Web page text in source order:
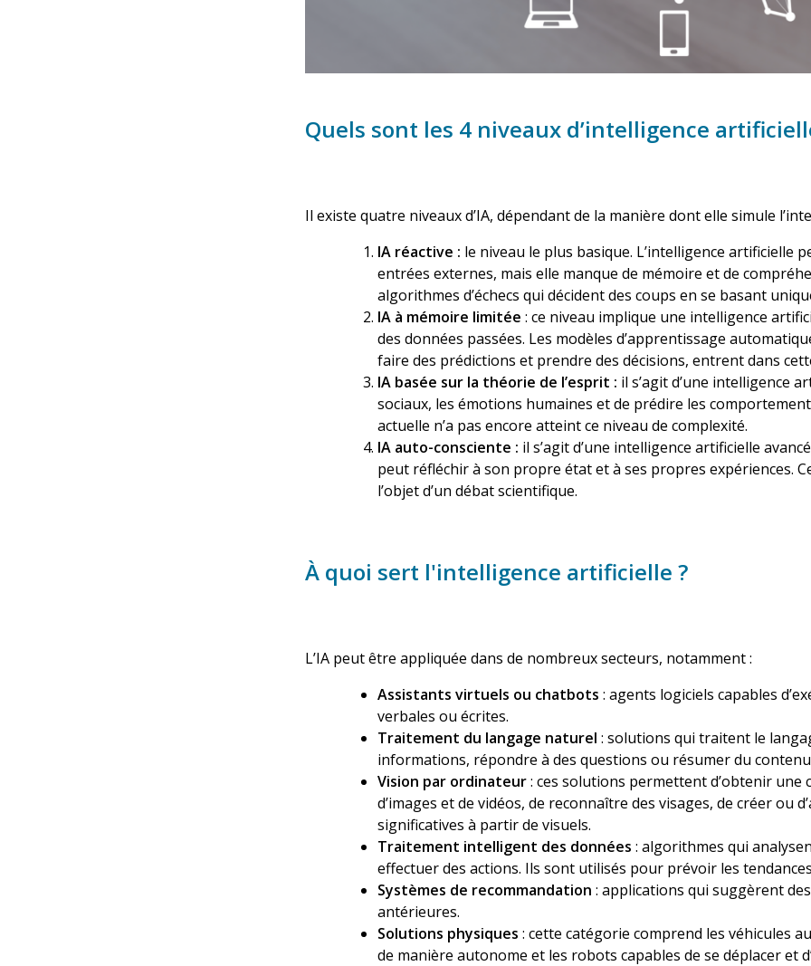
Quels sont les 4 niveaux d’intelligence
Il existe quatre niveaux d’IA, dépendant de la manière dont elle simule
IA réactive : le niveau le plus basique. L’intelligence artificielle
entrées externes, mais elle manque de mémoire et de
algorithmes d’échecs qui décident des coups en se basant
IA à mémoire limitée : ce niveau implique une intelligence
des données passées. Les modèles d’apprentissage
faire des prédictions et prendre des décisions, entrent dans
IA basée sur la théorie de l’esprit : il s’agit d’une intelligence
sociaux, les émotions humaines et de prédire les
actuelle n’a pas encore atteint ce niveau de complexité.
IA auto-consciente : il s’agit d’une intelligence artificielle
peut réfléchir à son propre état et à ses propres expériences.
l’objet d’un débat scientifique.
À quoi sert l'intelligence artificielle ?
L’IA peut être appliquée dans de nombreux secteurs, notamment :
Assistants virtuels ou chatbots : agents logiciels capables
verbales ou écrites.
Traitement du langage naturel: solutions qui traitent le
informations, répondre à des questions ou résumer du
Vision par ordinateur: ces solutions permettent d’obtenir
d’images et de vidéos, de reconnaître des visages, de créer ou
significatives à partir de visuels.
Traitement intelligent des données : algorithmes qui
effectuer des actions. Ils sont utilisés pour prévoir les
Systèmes de recommandation: applications qui suggèrent
antérieures.
Solutions physiques: cette catégorie comprend les véhicules
de manière autonome et les robots capables de se déplacer et